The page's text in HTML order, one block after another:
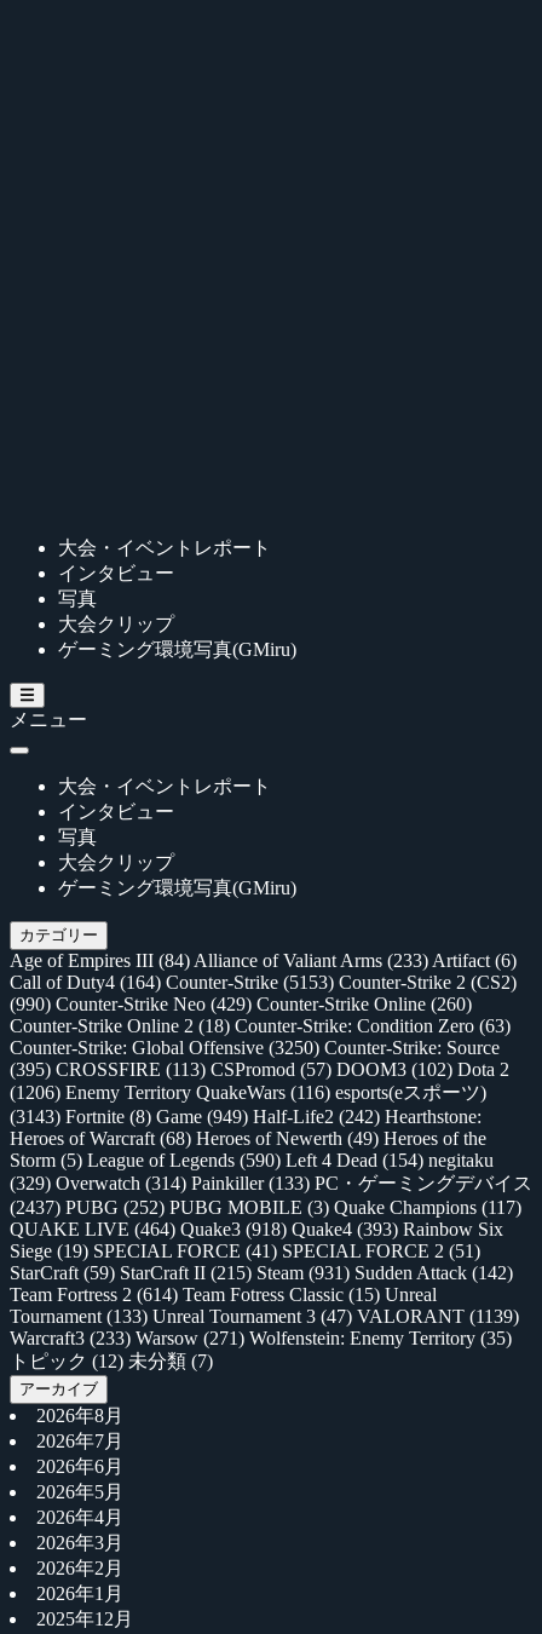
大会・イベントレポート
インタビュー
写真
大会クリップ
ゲーミング環境写真(GMiru)
メニュー
大会・イベントレポート
インタビュー
写真
大会クリップ
ゲーミング環境写真(GMiru)
カテゴリー
Age of Empires III (84) Alliance of Valiant Arms (233) Artifact (6)
Call of Duty4 (164) Counter-Strike (5153) Counter-Strike 2 (CS2)
(990) Counter-Strike Neo (429) Counter-Strike Online (260)
Counter-Strike Online 2 (18) Counter-Strike: Condition Zero (63)
Counter-Strike: Global Offensive (3250) Counter-Strike: Source
(395) CROSSFIRE (113) CSPromod (57) DOOM3 (102) Dota 2
(1206) Enemy Territory QuakeWars (116) esports(eスポーツ)
(3143) Fortnite (8) Game (949) Half-Life2 (242) Hearthstone:
Heroes of Warcraft (68) Heroes of Newerth (49) Heroes of the
Storm (5) League of Legends (590) Left 4 Dead (154) negitaku
(329) Overwatch (314) Painkiller(133) PC・ゲーミングデバイス
(2437) PUBG (252) PUBG MOBILE (3) Quake Champions (117)
QUAKE LIVE (464) Quake3 (918) Quake4 (393) Rainbow Six
Siege (19) SPECIAL FORCE (41) SPECIAL FORCE 2 (51)
StarCraft (59) StarCraft II (215) Steam (931) Sudden Attack (142)
Team Fortress 2 (614) Team Fotress Classic (15) Unreal
Tournament (133) Unreal Tournament 3 (47) VALORANT (1139)
Warcraft3 (233) Warsow (271) Wolfenstein: Enemy Territory (35)
トピック (12) 未分類 (7)
アーカイブ
2026年8月
2026年7月
2026年6月
2026年5月
2026年4月
2026年3月
2026年2月
2026年1月
2025年12月